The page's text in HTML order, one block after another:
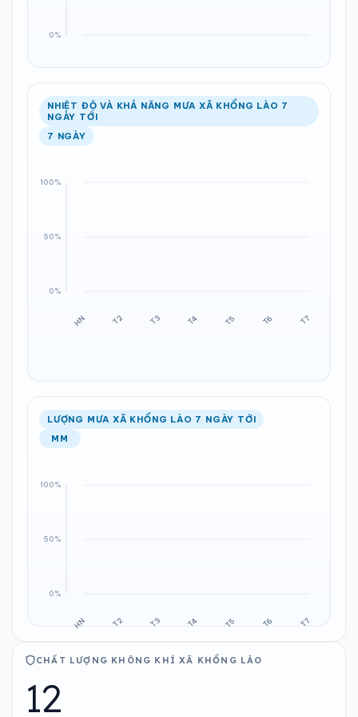
NHIỆT ĐỘ VÀ KHẢ NĂNG MƯA XÃ KHỔNG LÀO 7
NGÀY TỚI
7 NGÀY
LƯỢNG MƯA XÃ KHỔNG LÀO 7 NGÀY TỚI
MM
CHẤT LƯỢNG KHÔNG KHÍ XÃ KHỔNG LÀO
12